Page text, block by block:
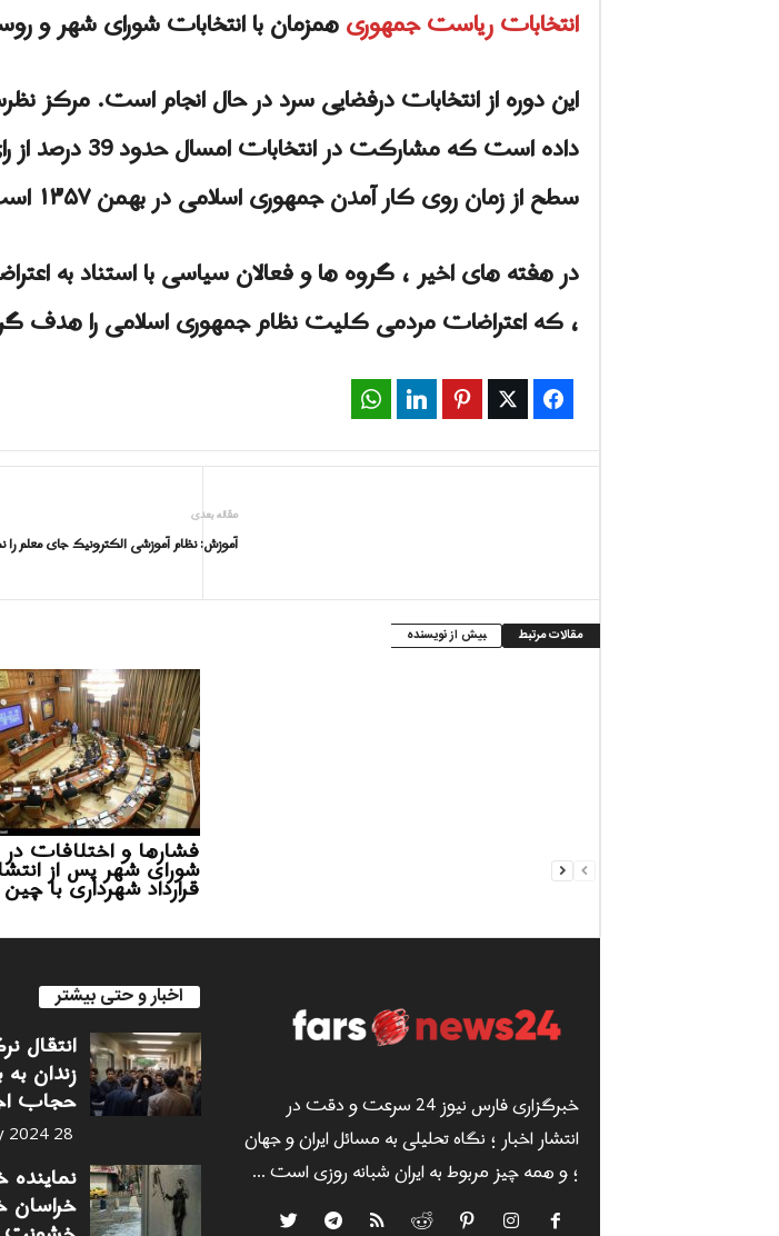
انتخابات ریاست جمهوریهمزمان با انتخابات شورای شهر و روستا در تاریخ ۲۸ خرداد
این دوره از انتخابات درفضایی سرد در حال انجام است. مرکز
داده است که
سطح از زمان روی کار آمدن جمهوری اسلامی در بهمن ۱۳۵۷ است.
، که اعتراضات مردمی کلیت نظام جمهوری اسلامی را هدف
Facebook
Twitter
Pinterest
LinkedIn
مقاله بعدی
آموزش: نظام آموزشی الکترونیک جای معلم را
مقالات مرتبط بیش از نویسنده
فشارها و اختلافات در
شورای شهر پس از
قرارداد شهرداری با چین
خبرگزاری فارس نیوز 24 سرعت و دقت در
انتشار اخبار ؛ نگاه تحلیلی به مسائل ایران و جهان
؛ و همه چیز مربوط به ایران شبانه روزی است ...
اخبار و حتی بیشتر
انتقال
زندان
حجاب
28 May 2024
خراسان